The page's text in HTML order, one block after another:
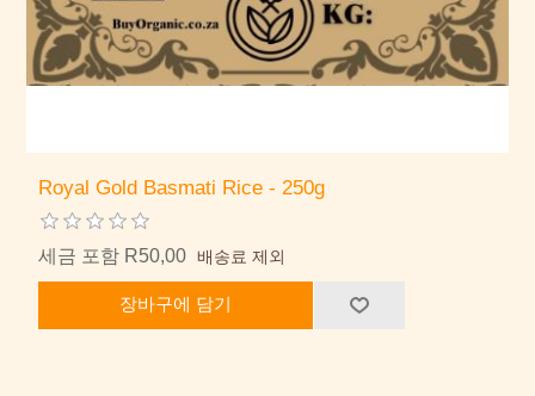
Royal Gold Basmati Rice - 250g
세금 포함 R50,00 배송료 제외
장바구에 담기